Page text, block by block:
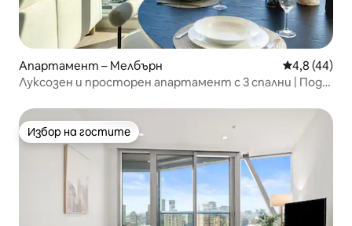
Апартамент – Мелбърн Средна
4,8 (44)
Луксозен и просторен апартамент с 3 спални | Под
Избор на гостите
Избор на гостите